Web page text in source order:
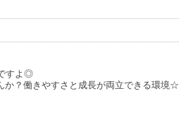
すよ◎
か？働きやすさと成長が両立できる環境☆